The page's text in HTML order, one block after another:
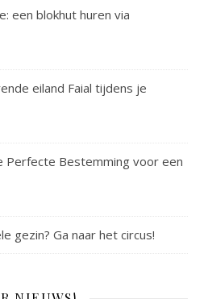
een blokhut huren via
eiland Faial tijdens je
Perfecte Bestemming voor een
gezin? Ga naar het circus!